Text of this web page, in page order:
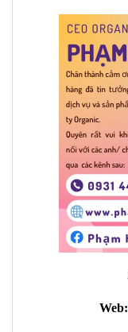
Web: